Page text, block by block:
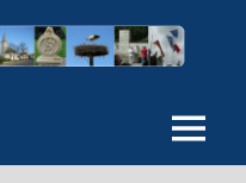
Menu